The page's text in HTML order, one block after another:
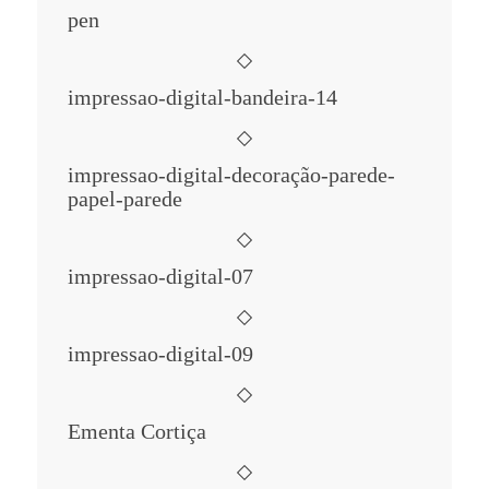
pen
impressao-digital-bandeira-14
impressao-digital-decoração-parede-
papel-parede
impressao-digital-07
impressao-digital-09
Ementa Cortiça